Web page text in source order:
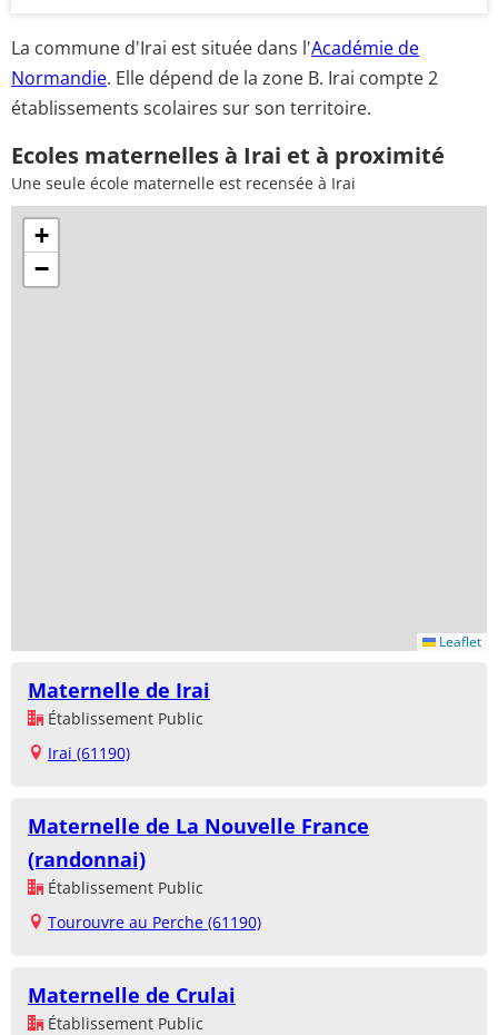
La commune d'Irai est située dans l'Académie de
Normandie. Elle dépend de la zone B. Irai compte 2
établissements scolaires sur son territoire.
Ecoles maternelles à Irai et à proximité
Une seule école maternelle est recensée à Irai
+
−
Leaflet
Maternelle de Irai
Établissement Public
Irai (61190)
Maternelle de La Nouvelle France
(randonnai)
Établissement Public
Tourouvre au Perche (61190)
Maternelle de Crulai
Établissement Public